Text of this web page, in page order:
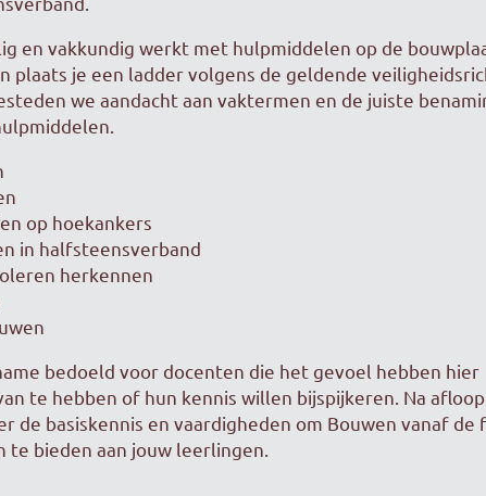
en vakkundig werkt met hulpmiddelen op de
plaats je een ladder volgens de geldende
we aandacht aan vaktermen en de juiste
op hoekankers
in halfsteensverband
herkennen
bedoeld voor docenten die het gevoel hebben hier
te hebben of hun kennis willen bijspijkeren. Na
de basiskennis en vaardigheden om Bouwen vanaf de
te bieden aan jouw leerlingen.